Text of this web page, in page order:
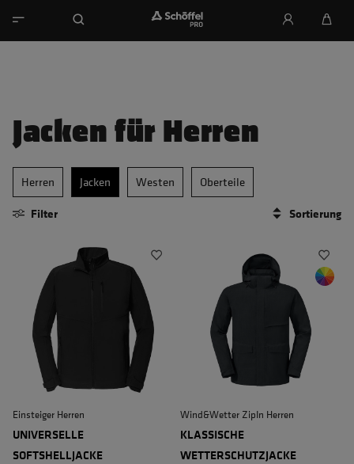
Jacken für Herren
Herren Jacken Westen
Oberteile
Filter
Sortierung
Einsteiger Herren
UNIVERSELLE
SOFTSHELLJACKE
Wind&Wetter ZipIn Herren
KLASSISCHE
WETTERSCHUTZJACKE